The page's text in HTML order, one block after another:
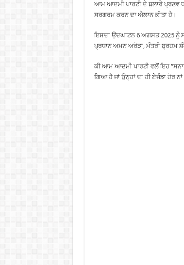
ਆਮ ਆਦਮੀ ਪਾਰਟੀ ਦੇ ਬੁਲਾਰੇ ਪ੍ਰਣਵ
ਸਰਗਰਮ ਕਰਨ ਦਾ ਐਲਾਨ ਕੀਤਾ ਹੈ।
ਇਸਦਾ ਉਦਘਾਟਨ 6 ਅਗਸਤ 2025 ਨੂੰ
ਪ੍ਰਧਾਨ ਅਮਨ ਅਰੋੜਾ, ਮੰਤਰੀ ਬ੍ਰਹਮ
ਕੀ ਆਮ ਆਦਮੀ ਪਾਰਟੀ ਵਲੋਂ ਇਹ
ਗਿਆ ਹੈ ਜਾਂ ਉਨ੍ਹਾਂ ਦਾ ਹੀ ਏਜੰਡਾ ਹੋਰ